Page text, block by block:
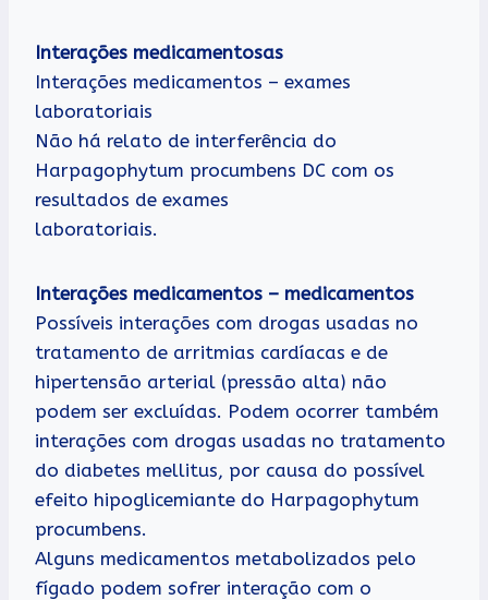
Interações medicamentosas
Interações medicamentos – exames
laboratoriais
Não há relato de interferência do
Harpagophytum procumbens DC com os
resultados de exames
laboratoriais.
Interações medicamentos – medicamentos
Possíveis interações com drogas usadas no
tratamento de arritmias cardíacas e de
hipertensão arterial (pressão alta) não
podem ser excluídas. Podem ocorrer também
interações com drogas usadas no tratamento
do diabetes mellitus, por causa do possível
efeito hipoglicemiante do Harpagophytum
procumbens.
Alguns medicamentos metabolizados pelo
fígado podem sofrer interação com o